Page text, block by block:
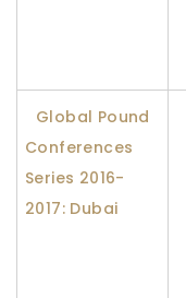
Global Pound
Conferences
Series 2016-
2017: Dubai